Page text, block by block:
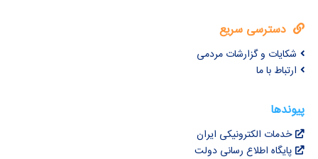
دسترسی سریع
شکایات و گزارشات مردمی
ارتباط با ما
پیوندها
خدمات الکترونیکی ایران
پایگاه اطلاع رسانی دولت